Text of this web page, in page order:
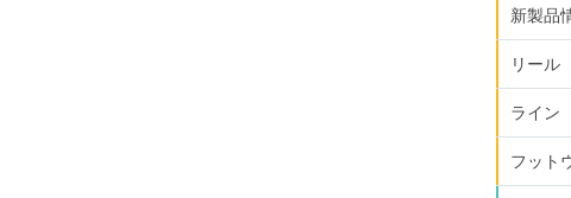
新製品
リール
ライン
フット